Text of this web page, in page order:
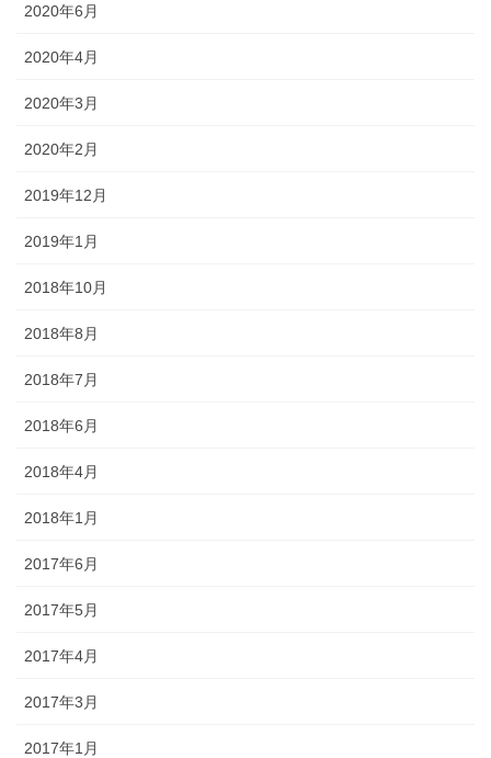
2020年6月
2020年4月
2020年3月
2020年2月
2019年12月
2019年1月
2018年10月
2018年8月
2018年7月
2018年6月
2018年4月
2018年1月
2017年6月
2017年5月
2017年4月
2017年3月
2017年1月